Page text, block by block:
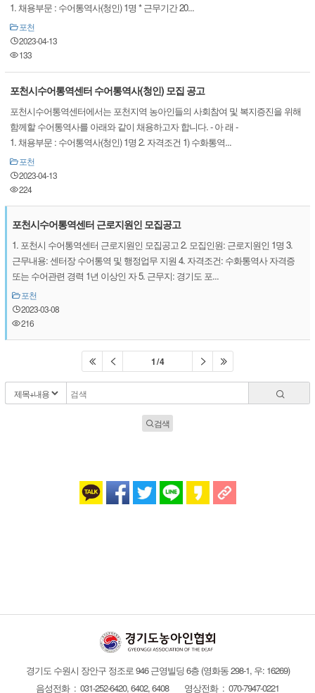
1. 채용부문 : 수어통역사(청인) 1명 * 근무기간 20...
포천
2023-04-13
133
포천시수어통역센터 수어통역사(청인) 모집 공고
포천시수어통역센터에서는 포천지역 농아인들의 사회참여 및 복지증진을 위해
함께할 수어통역사를 아래와 같이 채용하고자 합니다. - 아 래 -
1. 채용부문 : 수어통역사(청인) 1명 2. 자격조건 1) 수화통역...
포천
2023-04-13
224
포천시수어통역센터 근로지원인 모집공고
1. 포천시 수어통역센터 근로지원인 모집공고 2. 모집인원: 근로지원인 1명 3.
근무내용: 센터장 수어통역 및 행정업무 지원 4. 자격조건: 수화통역사 자격증
또는 수어관련 경력 1년 이상인 자 5. 근무지: 경기도 포...
포천
2023-03-08
216
1 / 4
검색
경기도 수원시 장안구 정조로 946 근영빌딩 6층 (영화동 298-1, 우: 16269)
음성전화 : 031-252-6420, 6402, 6408
영상전화 : 070-7947-0221